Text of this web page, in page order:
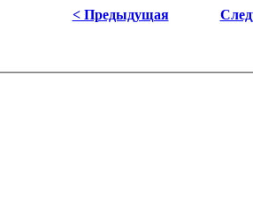
< Предыдущая